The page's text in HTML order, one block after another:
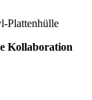
Plattenhülle
Kollaboration